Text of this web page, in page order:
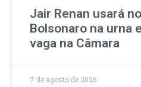
Jair Renan usará
Bolsonaro na urna
vaga na Câmara
7 de agosto de 2026